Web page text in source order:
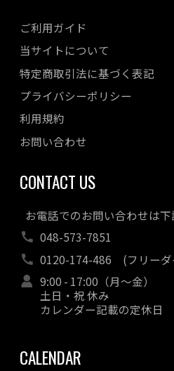
ご利用ガイド
当サイトについて
特定商取引法に基づく表記
プライバシーポリシー
利用規約
お問い合わせ
CONTACT US
お電話でのお問い合わせは
048-573-7851
0120-174-486 (フリーダ
9:00 - 17:00（月～金）
土日・祝 休み
カレンダー記載の定休日
CALENDAR